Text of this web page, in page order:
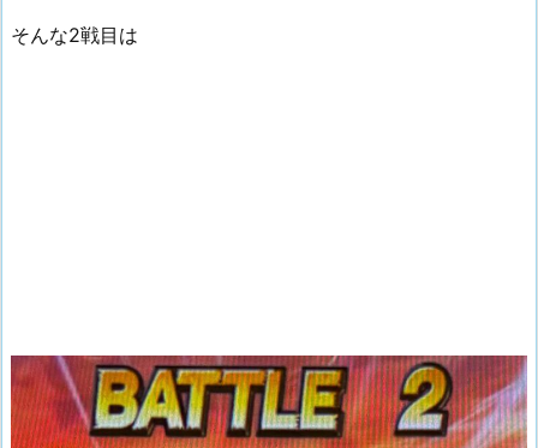
そんな2戦目は